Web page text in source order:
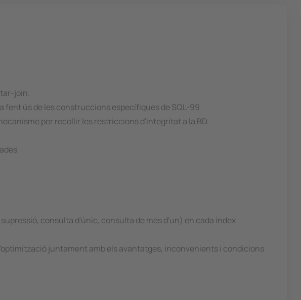
join.
ús de les construccions específiques de SQL-99
per recollir les restriccions d'integritat a la BD.
consulta d'únic, consulta de més d'un) en cada índex
juntament amb els avantatges, inconvenients i condicions